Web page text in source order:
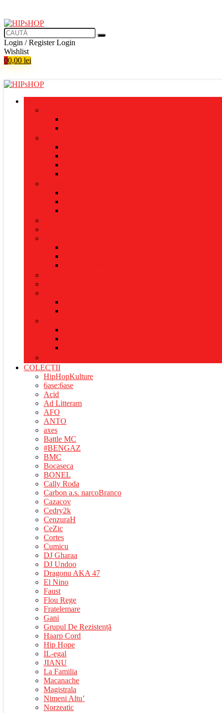
Login / Register Login
Wishlist
00,00 lei
COLECȚII
HipHopKulture
6ase:6ase
Acid
Ad Litteram
AFO
ANTO
axes
Battle MC
#BENGAZ
BMC
Bocaseca
BONEL
Cally Roda
Carbon a.s. narcoBranco
Cazacov
Cedry2k
CenzuraH
CeZic
Cortes
Cumicu
DJ Gharaa
DJ Undoo
Dragonu AKA 47
El Nino
Faust
Flou Rege
Fratelemare
Gani
Grupul De Rezistență
Haarp Cord
Hip Hope
IL-egal
JIANU
La Familia
Macanache
Magistrala
Nimeni Altu’
Norzeatic